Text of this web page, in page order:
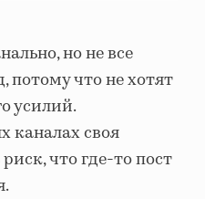
но не все
потому что не хотят
усилий.
каналах своя
что где-то пост